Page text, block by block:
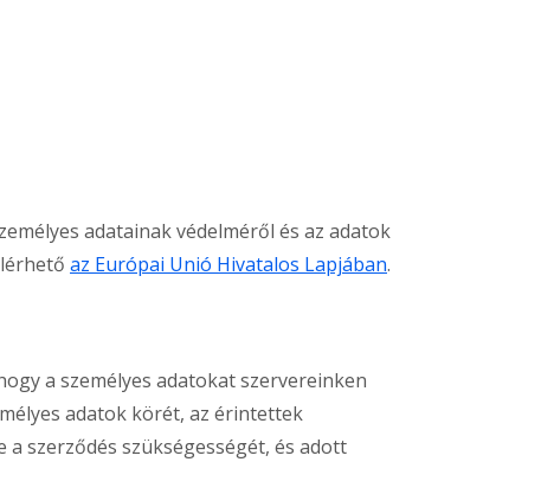
adatainak védelméről és az adatok
az Európai Unió Hivatalos Lapjában.
a személyes adatokat szervereinken
adatok körét, az érintettek
szerződés szükségességét, és adott